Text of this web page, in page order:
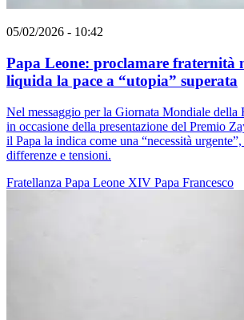
05/02/2026 - 10:42
Papa Leone: proclamare fraternità
liquida la pace a “utopia” superata
Nel messaggio per la Giornata Mondiale della
in occasione della presentazione del Premio
il Papa la indica come una “necessità
differenze e tensioni.
Fratellanza Papa Leone XIV Papa Francesco